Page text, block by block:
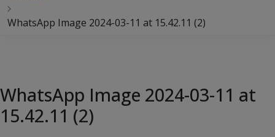
WhatsApp Image 2024-03-11 at 15.42.11 (2)
WhatsApp Image 2024-03-11 at
15.42.11 (2)